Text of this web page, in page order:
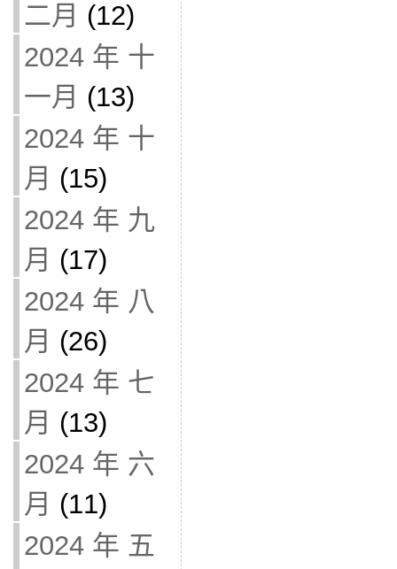
二月 (12)
2024 年 十
一月 (13)
2024 年 十
月 (15)
2024 年 九
月 (17)
2024 年 八
月 (26)
2024 年 七
月 (13)
2024 年 六
月 (11)
2024 年 五